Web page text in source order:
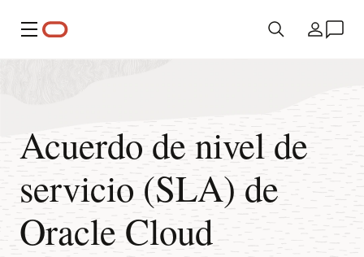
Menú País
Acuerdo de nivel de
servicio (SLA) de
Oracle Cloud